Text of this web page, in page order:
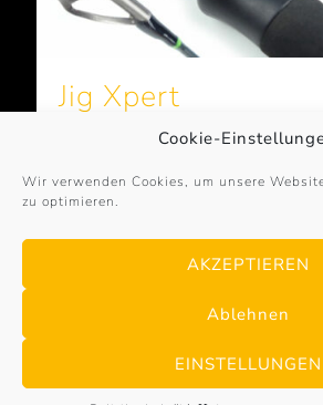
Cookie-
Wir verwenden Cookies, um unsere
zu optimieren.
AKZEPTIEREN
Ablehnen
EINSTELLUNGEN
Jig Xpert